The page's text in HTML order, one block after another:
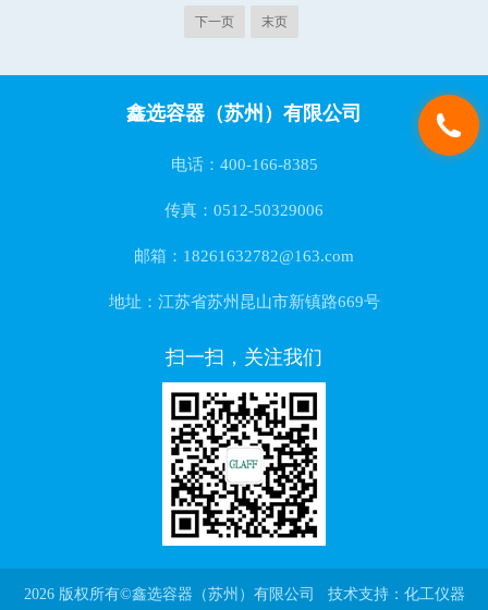
下一页 末页
鑫选容器（苏州）有限公司
电话：400-166-8385
传真：0512-50329006
邮箱：18261632782@163.com
地址：江苏省苏州昆山市新镇路669号
扫一扫，关注我们
2026 版权所有©鑫选容器（苏州）有限公司 技术支持： 化工仪器